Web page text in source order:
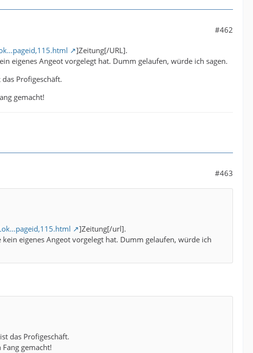
#462
]Zeitung[/URL].
eigenes Angeot vorgelegt hat. Dumm gelaufen, würde ich sagen.
Profigeschäft.
gemacht!
#463
]Zeitung[/url].
eigenes Angeot vorgelegt hat. Dumm gelaufen, würde ich
das Profigeschäft.
gemacht!